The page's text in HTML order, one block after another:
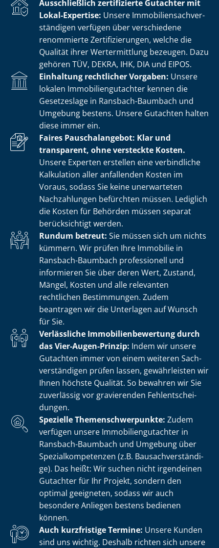
Ausschließlich zertifizierte Gutachter mit
Lokal-Expertise: Unsere Im­mo­bi­li­en­sach­ver­
stän­di­gen verfügen über verschiedene
renommierte Zer­ti­fi­zie­run­gen, welche die
Qualität ihrer Wertermittlung bezeugen. Dazu
gehören TÜV, DEKRA, IHK, DIA und EIPOS.
Einhaltung rechtlicher Vorgaben: Unsere
lokalen Im­mo­bi­li­en­gut­ach­ter kennen die
Gesetzeslage in Ransbach-Baumbach und
Umgebung bestens. Unsere Gutachten halten
diese immer ein.
Faires Pauschalangebot: Klar und
transparent, ohne versteckte Kosten.
Unsere Experten erstellen eine verbindliche
Kalkulation aller anfallenden Kosten im
Voraus, sodass Sie keine unerwarteten
Nachzahlungen befürchten müssen. Lediglich
die Kosten für Behörden müssen separat
berücksichtigt werden.
Rundum betreut: Sie müssen sich um nichts
kümmern. Wir prüfen Ihre Immobilie in
Ransbach-Baumbach professionell und
informieren Sie über deren Wert, Zustand,
Mängel, Kosten und alle relevanten
rechtlichen Bestimmungen. Zudem
beantragen wir die Unterlagen auf Wunsch
für Sie.
Verlässliche Im­mo­bi­li­en­be­wer­tung durch
das Vier-Augen-Prinzip: Indem wir unsere
Gutachten immer von einem weiteren Sach­
ver­stän­di­gen prüfen lassen, gewährleisten wir
Ihnen höchste Qualität. So bewahren wir Sie
zuverlässig vor gravierenden Fehl­ent­schei­
dun­gen.
Spezielle The­men­schwer­punk­te: Zudem
verfügen unsere Im­mo­bi­li­en­gut­ach­ter in
Ransbach-Baumbach und Umgebung über
Spe­zi­al­kom­pe­ten­zen (z.B. Bau­sach­ver­stän­di­
ge). Das heißt: Wir suchen nicht irgendeinen
Gutachter für Ihr Projekt, sondern den
optimal geeigneten, sodass wir auch
besondere Anliegen bestens bedienen
können.
Auch kurzfristige Termine: Unsere Kunden
sind uns wichtig. Deshalb richten sich unsere